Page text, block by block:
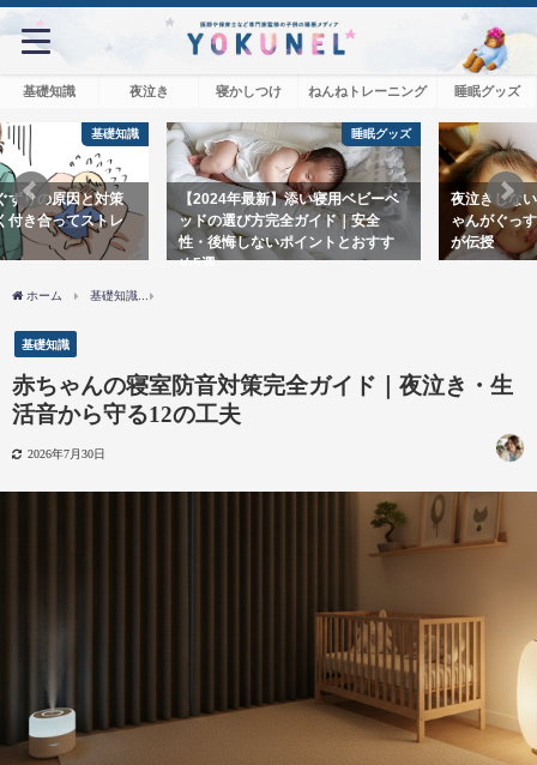
基礎知識 夜泣き 寝かしつけ ねんねトレーニング 睡眠グッズ
睡眠グッズ
【2024年最新】添い寝用ベビーベ
ッドの選び方完全ガイド｜安全
性・後悔しないポイントとおすす
め5選
夜泣きしない習慣をつける！赤ち
ゃんがぐっすり寝る方法を看護師
が伝授
ホーム 基礎知識
基礎知識
赤ちゃんの寝室防音対策完全ガイド｜夜泣き・生
活音から守る12の工夫
2026年7月30日